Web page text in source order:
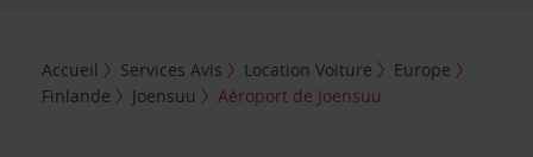
Accueil Services Avis Location Voiture
Europe
Finlande
Joensuu Aéroport de Joensuu